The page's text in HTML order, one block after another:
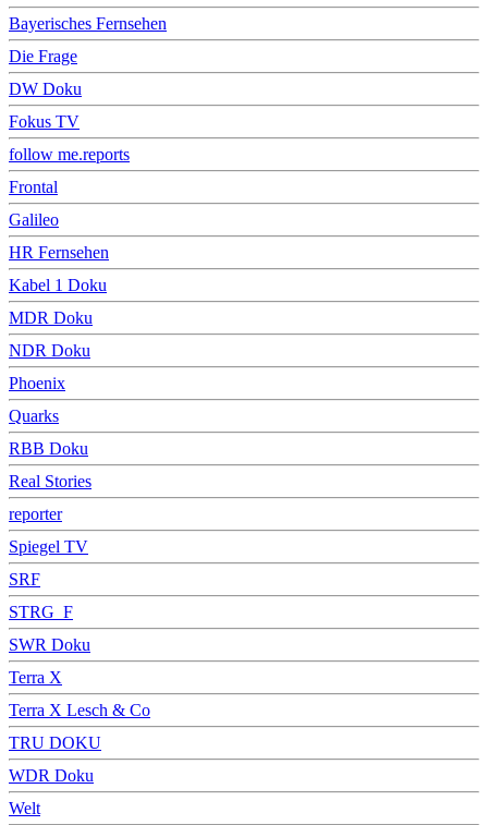
Bayerisches Fernsehen
Die Frage
DW Doku
Fokus TV
follow me.reports
Frontal
Galileo
HR Fernsehen
Kabel 1 Doku
MDR Doku
NDR Doku
Phoenix
Quarks
RBB Doku
Real Stories
reporter
Spiegel TV
SRF
STRG_F
SWR Doku
Terra X
Terra X Lesch & Co
TRU DOKU
WDR Doku
Welt